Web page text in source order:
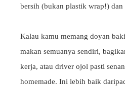
bersih (bukan plastik wrap!)
Kalau kamu memang doyan
makan semuanya sendiri,
kerja, atau driver ojol pasti
homemade. Ini lebih baik